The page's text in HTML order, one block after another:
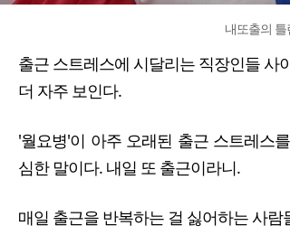
내또출의
출근 스트레스에 시달리는 직장인들 사
더 자주 보인다.
'월요병'이 아주 오래된 출근 스트레스
심한 말이다. 내일 또 출근이라니.
매일 출근을 반복하는 걸 싫어하는 사람